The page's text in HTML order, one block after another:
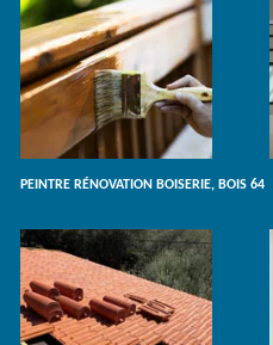
PEINTRE RÉNOVATION BOISERIE, BOIS 64